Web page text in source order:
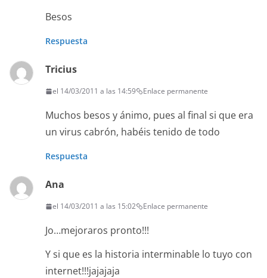
Besos
Respuesta
Tricius
el 14/03/2011 a las 14:59 Enlace permanente
Muchos besos y ánimo, pues al final si que era
un virus cabrón, habéis tenido de todo
Respuesta
Ana
el 14/03/2011 a las 15:02 Enlace permanente
Jo…mejoraros pronto!!!
Y si que es la historia interminable lo tuyo con
internet!!!jajajaja